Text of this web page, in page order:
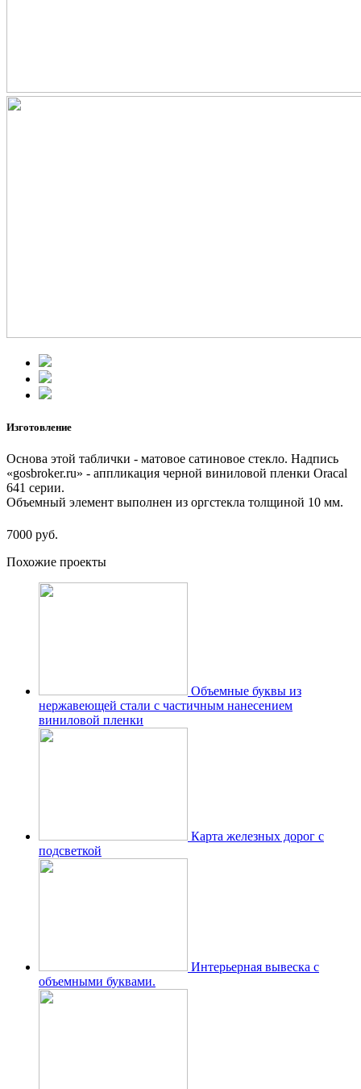
Изготовление
Основа этой таблички - матовое сатиновое стекло. Надпись
«gosbroker.ru» - аппликация черной виниловой пленки Oracal
641 серии.
Объемный элемент выполнен из оргстекла толщиной 10 мм.
7000 руб.
Похожие проекты
Объемные буквы из
нержавеющей стали с частичным нанесением
виниловой пленки
Карта железных дорог с
подсветкой
Интерьерная вывеска с
объемными буквами.